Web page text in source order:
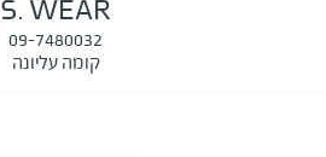
S. WEAR
09-7480032
קומה עליונה